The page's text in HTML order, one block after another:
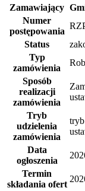
Zamawiający
Numer
postępowania
Status
Typ
zamówienia
Sposób
realizacji
zamówienia
Tryb
udzielenia
zamówienia
Data
ogłoszenia
Termin
składania ofert